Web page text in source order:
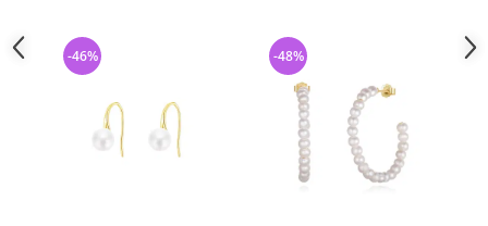
-46% -48%